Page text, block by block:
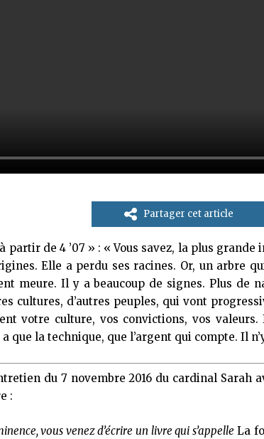
Partager cet article
partir de 4 ’07 » : « Vous savez, la plus grande
Elle a perdu ses racines. Or, un arbre
meure. Il y a beaucoup de signes. Plus de
cultures, d’autres peuples, qui vont
votre culture, vos convictions, vos
a que la technique, que l’argent qui compte. Il
du 7 novembre 2016 du cardinal Sarah
:
vous venez d’écrire un livre qui s’appelle La